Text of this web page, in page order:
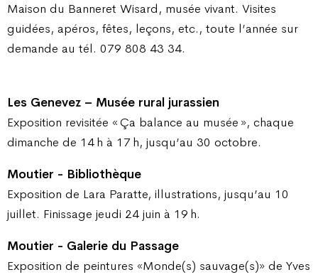
Maison du Banneret Wisard, musée vivant. Visites
guidées, apéros, fêtes, leçons, etc., toute l’année sur
demande au tél. 079 808 43 34.
Les Genevez – Musée rural jurassien
Exposition revisitée « Ça balance au musée », chaque
dimanche de 14 h à 17 h, jusqu’au 30 octobre.
Moutier - Bibliothèque
Exposition de Lara Paratte, illustrations, jusqu’au 10
juillet. Finissage jeudi 24 juin à 19 h.
Moutier - Galerie du Passage
Exposition de peintures «Monde(s) sauvage(s)» de Yves